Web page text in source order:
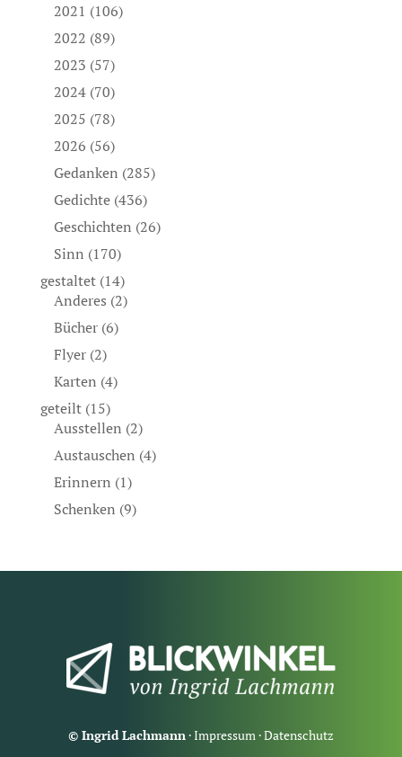
2021 (106)
2022 (89)
2023 (57)
2024(70)
2025 (78)
2026 (56)
Gedanken (285)
Gedichte(436)
Geschichten (26)
Sinn (170)
gestaltet(14)
Anderes (2)
Bücher(6)
Flyer(2)
Karten (4)
geteilt(15)
Ausstellen (2)
Austauschen (4)
Erinnern (1)
Schenken (9)
© Ingrid Lachmann·Impressum·Datenschutz